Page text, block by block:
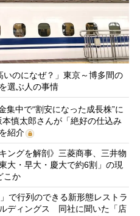
いのになぜ？」東京～博多間の
選ぶ人の事情
集中で“割安になった成長株”に
慎太郎さんが「絶好の仕込み
紹介
ングを解剖》三菱商事、三井物
大・早大・慶大で約6割」の現
こか
で行列のできる新形態レストラ
ディングス 同社に聞いた「店